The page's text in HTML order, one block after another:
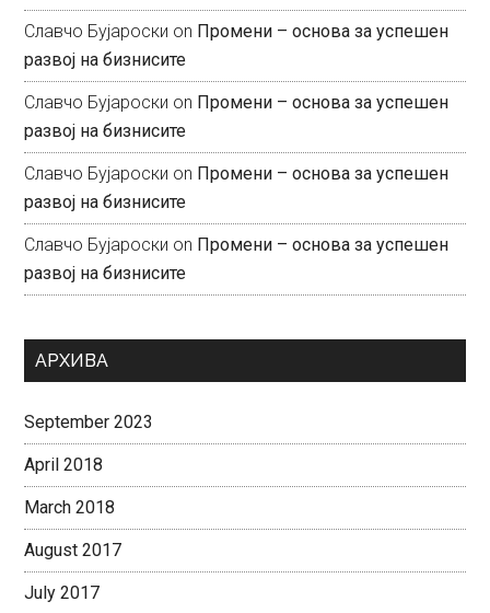
Славчо Бујароски on Промени – основа за успешен
развој на бизнисите
Славчо Бујароски on Промени – основа за успешен
развој на бизнисите
Славчо Бујароски on Промени – основа за успешен
развој на бизнисите
Славчо Бујароски on Промени – основа за успешен
развој на бизнисите
АРХИВА
September 2023
April 2018
March 2018
August 2017
July 2017